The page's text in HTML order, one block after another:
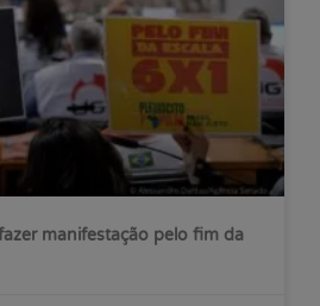
manifestação pelo fim da